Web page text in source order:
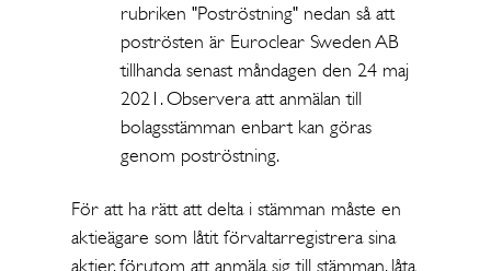
rubriken "Poströstning" nedan så att
poströsten är Euroclear Sweden AB
tillhanda senast måndagen den 24 maj
2021. Observera att anmälan till
bolagsstämman enbart kan göras
genom poströstning.
För att ha rätt att delta i stämman måste en
aktieägare som låtit förvaltarregistrera sina
aktier, förutom att anmäla sig till stämman, låta